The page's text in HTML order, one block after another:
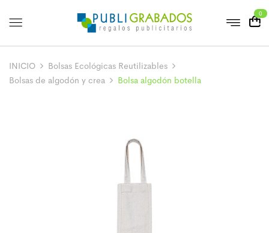
0
INICIO
Bolsas Ecológicas Reutilizables
Bolsas de algodón y crea
Bolsa algodón botella